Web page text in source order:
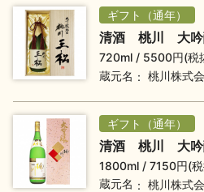
お楽しみコンテンツ
歳時記 地
ギフト（通年）
清酒 桃川 大吟
720ml
5500円(税
蔵元名
桃川株式
ギフト（通年）
清酒 桃川 大吟
1800ml
7150円(
蔵元名
桃川株式